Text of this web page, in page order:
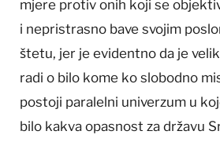
mjere protiv onih koji se
i nepristrasno bave svojim
štetu, jer je evidentno da je
radi o bilo kome ko slobodno
postoji paralelni univerzum u
bilo kakva opasnost za državu